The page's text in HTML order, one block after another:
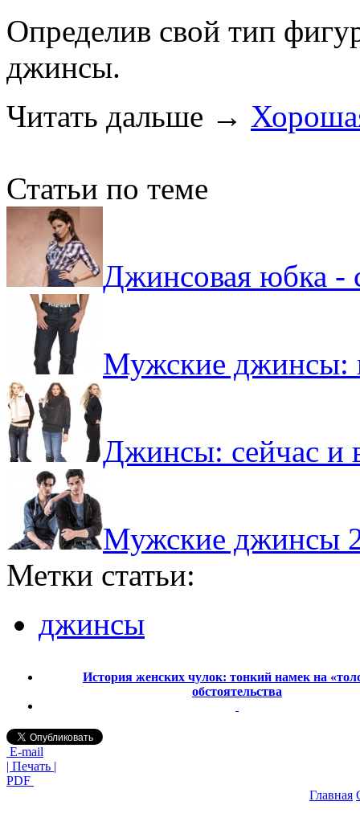
Определив свой тип
джинсы.
Читать дальше →
Статьи по теме
Джинсовая юбка -
Мужские джинсы:
Джинсы: сейчас и
Мужские джинсы
Метки статьи:
джинсы
История женских чулок: тонкий намек на
обстоятельства
E-mail
| Печать |
PDF
Главная